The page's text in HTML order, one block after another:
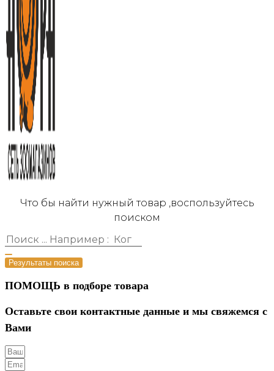
Что бы найти нужный товар ,воспользуйтесь
поиском
Результаты поиска
ПОМОЩЬ в подборе товара
Оставьте свои контактные данные и мы свяжемся с
Вами